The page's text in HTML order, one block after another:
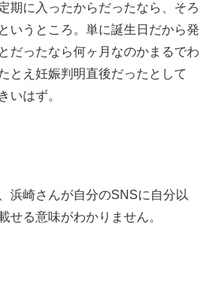
期に入ったからだったなら、そろ
いうところ。単に誕生日だから発
だったなら何ヶ月なのかまるでわ
とえ妊娠判明直後だったとして
いはず。
浜崎さんが自分のSNSに自分以
せる意味がわかりません。